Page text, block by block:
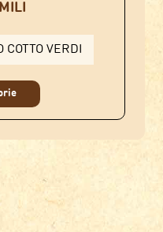
COTTO VERDI